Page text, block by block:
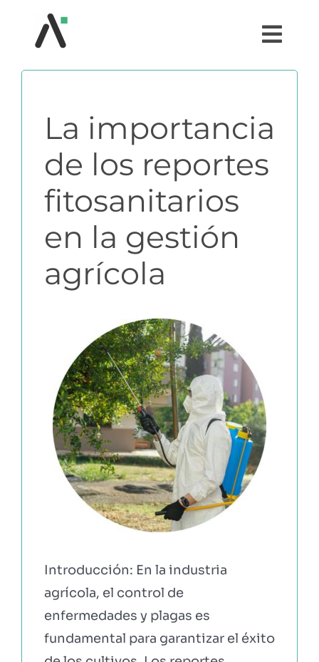
¿QUÉ ES AGRI?
MÓDULOS
TESTIMONIOS
PARTNERS
EBOOKS Y RECURSOS
PRUÉBALO GRATIS
La importancia
de los reportes
fitosanitarios
en la gestión
agrícola
Introducción: En la industria
agrícola, el control de
enfermedades y plagas es
fundamental para garantizar el éxito